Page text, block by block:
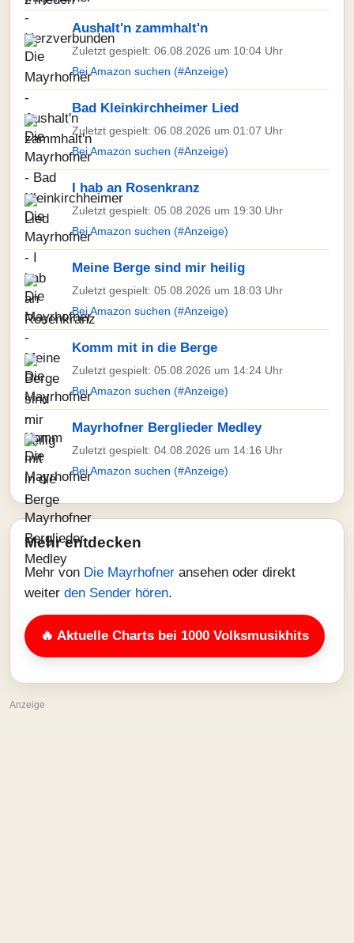
Aushalt'n zammhalt'n
Zuletzt gespielt: 06.08.2026 um 10:04 Uhr
Bei Amazon suchen (#Anzeige)
Bad Kleinkirchheimer Lied
Zuletzt gespielt: 06.08.2026 um 01:07 Uhr
Bei Amazon suchen (#Anzeige)
I hab an Rosenkranz
Zuletzt gespielt: 05.08.2026 um 19:30 Uhr
Bei Amazon suchen (#Anzeige)
Meine Berge sind mir heilig
Zuletzt gespielt: 05.08.2026 um 18:03 Uhr
Bei Amazon suchen (#Anzeige)
Komm mit in die Berge
Zuletzt gespielt: 05.08.2026 um 14:24 Uhr
Bei Amazon suchen (#Anzeige)
Mayrhofner Berglieder Medley
Zuletzt gespielt: 04.08.2026 um 14:16 Uhr
Bei Amazon suchen (#Anzeige)
Mehr entdecken
Mehr von Die Mayrhofner ansehen oder direkt
weiter den Sender hören.
🔥 Aktuelle Charts bei 1000 Volksmusikhits
Anzeige